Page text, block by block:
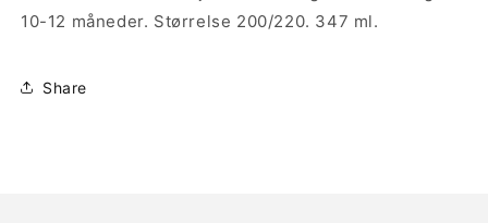
10-12 måneder. Størrelse 200/220. 347 ml.
Share